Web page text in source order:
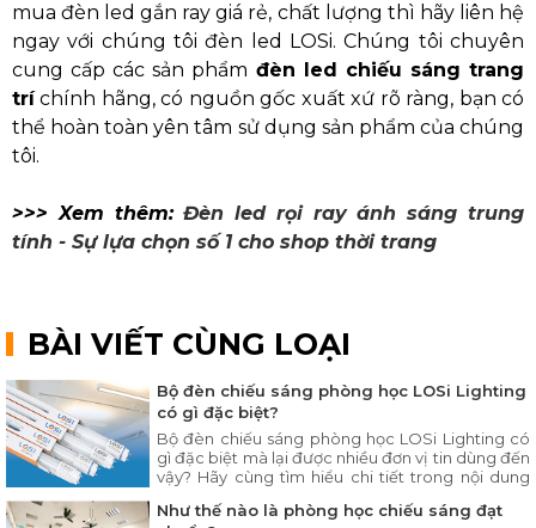
mua đèn led gắn ray giá rẻ, chất lượng thì hãy liên hệ
ngay với chúng tôi đèn led LOSi. Chúng tôi chuyên
cung cấp các sản phẩm đèn led chiếu sáng trang
tríchính hãng, có nguồn gốc xuất xứ rõ ràng, bạn có
thể hoàn toàn yên tâm sử dụng sản phẩm của chúng
tôi.
>>> Xem thêm:Đèn led rọi ray ánh sáng trung
tính - Sự lựa chọn số 1 cho shop thời trang
BÀI VIẾT CÙNG LOẠI
Bộ đèn chiếu sáng phòng học LOSi Lighting
có gì đặc biệt?
Bộ đèn chiếu sáng phòng học LOSi Lighting có
gì đặc biệt mà lại được nhiều đơn vị tin dùng đến
vậy? Hãy cùng tìm hiểu chi tiết trong nội dung
Như thế nào là phòng học chiếu sáng đạt